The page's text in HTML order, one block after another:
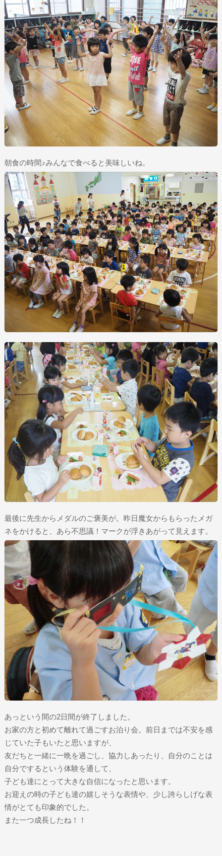
朝食の時間♪みんなで食べると美味しいね。
最後に先生からメダルのご褒美が。昨日魔女からもらったメガ
ネをかけると、あら不思議！マークが浮きあがって見えます。
あっという間の2日間が終了しました。
お家の方と初めて離れて過ごすお泊り会。前日までは不安を感
じていた子もいたと思いますが、
友だちと一緒に一晩を過ごし、協力しあったり、自分のことは
自分でするという体験を通して、
子ども達にとって大きな自信になったと思います。
お迎えの時の子ども達の嬉しそうな表情や、少し誇らしげな表
情がとても印象的でした。
また一つ成長したね！！